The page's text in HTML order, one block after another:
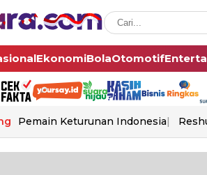
EkonomiBolaOtomotif
Pemain Keturunan Indonesia